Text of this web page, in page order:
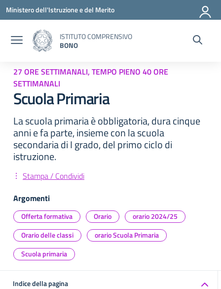
Vai ai contenuti
Vai al menu di navigazione
Vai al footer
Ministero dell'Istruzione e del Merito
ISTITUTO COMPRENSIVO
BONO
27 ORE SETTIMANALI, TEMPO PIENO 40 ORE
SETTIMANALI
Scuola Primaria
La scuola primaria è obbligatoria, dura cinque
anni e fa parte, insieme con la scuola
secondaria di I grado, del primo ciclo di
istruzione.
Stampa / Condividi
Argomenti
Offerta formativa Orario
orario 2024/25
Orario delle classi
orario Scuola Primaria
Scuola primaria
Indice della pagina